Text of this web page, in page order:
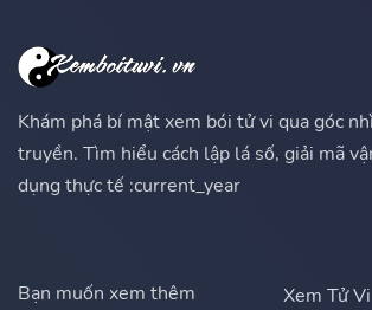
Khám phá bí mật xem bói tử vi qua góc
truyền. Tìm hiểu cách lập lá số, giải mã
dụng thực tế :current_year
Bạn muốn xem thêm Xem Tử Vi